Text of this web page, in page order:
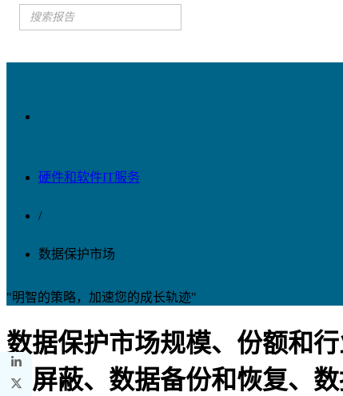
硬件和软件IT服务
/
数据保护市场
"明智的策略，加速您的成长轨迹"
数据保护市场规模、份额和
和屏蔽、数据备份和恢复、